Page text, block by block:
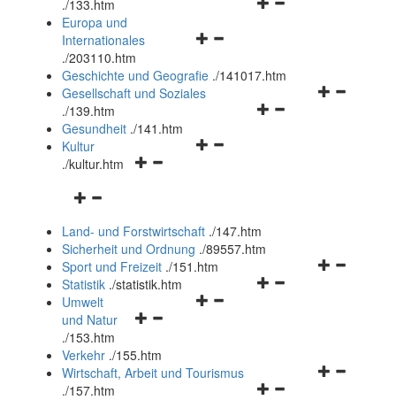
./133.htm
Navigationsmenü
und
schließen
Europa und
Internationales
./203110.htm
Geschichte und Geografie ./141017.htm
Navigationsmenü
Gesellschaft und Soziales
./139.htm
Navigationsmenü
Gesundheit ./141.htm
Navigationsmenü
Kultur
./kultur.htm
Navigationsmenü
und
schließen
Land- und Forstwirtschaft ./147.htm
Sicherheit und Ordnung ./89557.htm
Navigationsmenü
Sport und Freizeit ./151.htm
Navigationsmenü
Statistik ./statistik.htm
Navigationsmenü
und
schließen
Umwelt
und Natur
./153.htm
Verkehr ./155.htm
Navigationsmenü
Wirtschaft, Arbeit und Tourismus
./157.htm